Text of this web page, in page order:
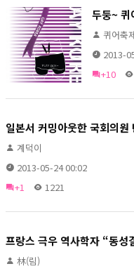
두둥~ 퀴
퀴어축
2013-
+10
일본서 커밍아웃한 국회의원
계덕이
2013-05-24 00:02
+1
1221
프랑스 극우 역사학자 “동성
林(림)